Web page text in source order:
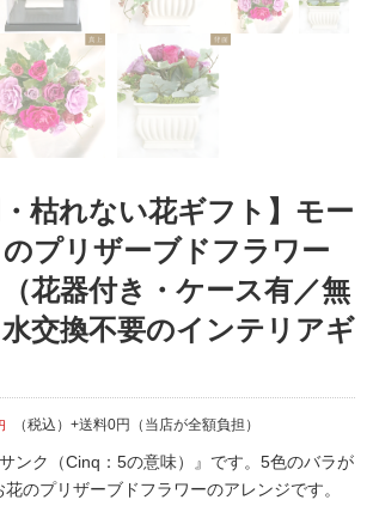
・枯れない花ギフト】モー
プリザーブドフラワー
（花器付き・ケース有／無
交換不要のインテリアギ
価
帯:
13,200
円
（税込）+送料0円（当店が全額負担）
ンク（Cinq：5の意味）』です。5色のバラが
のプリザーブドフラワーのアレンジです。